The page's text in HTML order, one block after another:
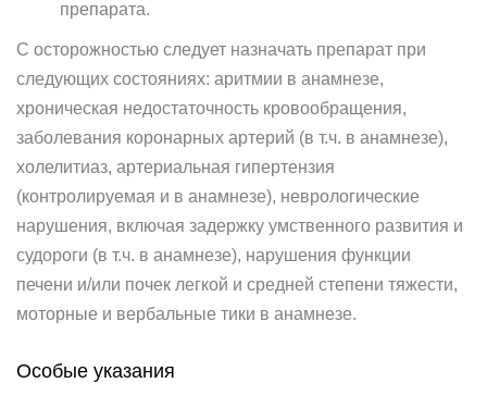
препарата.
С осторожностью следует назначать препарат при
следующих состояниях: аритмии в анамнезе,
хроническая недостаточность кровообращения,
заболевания коронарных артерий (в т.ч. в анамнезе),
холелитиаз, артериальная гипертензия
(контролируемая и в анамнезе), неврологические
нарушения, включая задержку умственного развития и
судороги (в т.ч. в анамнезе), нарушения функции
печени и/или почек легкой и средней степени тяжести,
моторные и вербальные тики в анамнезе.
Особые указания